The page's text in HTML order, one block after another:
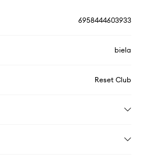
6958444603933
biela
Reset Club